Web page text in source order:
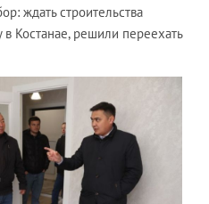
ждать строительства
Костанае, решили переехать